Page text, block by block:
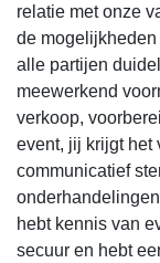
relatie met onze
de
alle partijen
meewerkend
verkoop,
event, jij krijgt het
communicatief
hebt kennis van
secuur en hebt